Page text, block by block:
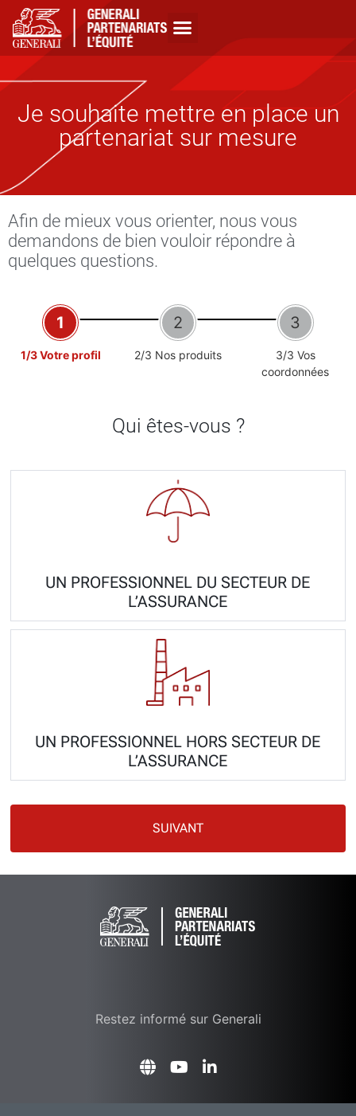
Je souhaite mettre en place un
partenariat sur mesure
Afin de mieux vous orienter, nous vous
demandons de bien vouloir répondre à
quelques questions.
1/3 Votre profil 2/3 Nos produits
3/3 Vos
coordonnées
Qui êtes-vous ?
UN PROFESSIONNEL DU SECTEUR DE
L’ASSURANCE
UN PROFESSIONNEL HORS SECTEUR DE
L’ASSURANCE
SUIVANT
Restez informé sur Generali